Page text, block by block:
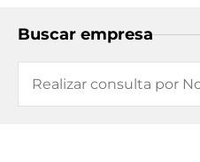
Buscar empresa